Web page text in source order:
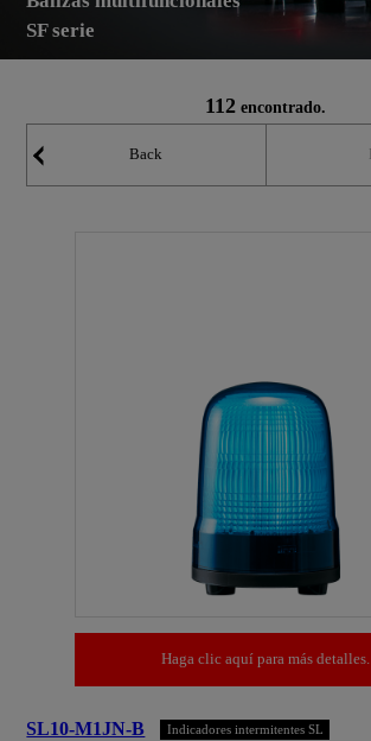
SF serie
112 encontrado.
Back
Haga clic aquí para más detalles.
SL10-M1JN-B Indicadores intermitentes SL